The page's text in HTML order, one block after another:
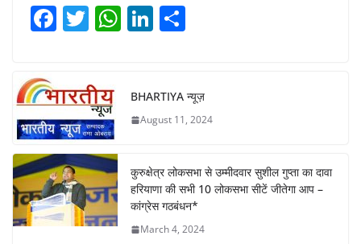
F
e
b
o
o
k
T
er
W
s
A
p
Li
e
dI
e
BHARTIYA न्यूज़
August 11, 2024
कुरुक्षेत्र लोकसभा से उम्मीदवार सुशील गुप्ता का दावा
हरियाणा की सभी 10 लोकसभा सीटें जीतेगा आप –
कांग्रेस गठबंधन*
March 4, 2024